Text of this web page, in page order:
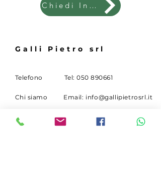
Chiedi Info
Galli Pietro srl
Telefono Tel:050 890661
Chi siamo Email: info@gallipietrosrl.it
Lavoro
Via O.Borrani 2